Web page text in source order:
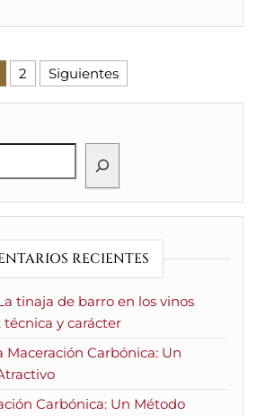
de entradas
2 Siguientes
RECIENTES
tinaja de barro en los vinos
técnica y carácter
Maceración Carbónica: Un
Carbónica: Un Método